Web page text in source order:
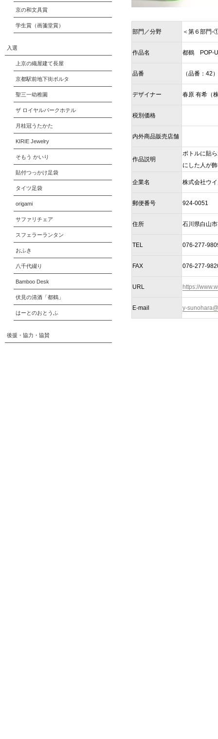
部門／分野 ＜第６部門-
作品名 都鶴 POP-
品番 （品番：42）
デザイナー 春原 有希（
税別価格
内外商品販売店舗
作品説明
ボトルに貼
にした人が
企業名 株式会社ウ
郵便番号 924-0051
住所 石川県白山
TEL 076-277-
FAX 076-277-
URL https://
E-mail y-
京の和文具賞
学生賞（画箋堂賞）
入選
上京の織屋建て長屋
京都駅前地下街ポルタ
聖三一幼稚園
ザ ロイヤルパークホテル
月桂冠うたかた
KIRIE Jewelry
そもう かいり
貼付つっかけ足袋
タイツ足袋
origami
サファリチェア
スフェラーランタン
おふき
八千代綴り
Bamboo Desk
伏見の清酒「都鶴」
はーとのおとうふ
後援・協力・協賛